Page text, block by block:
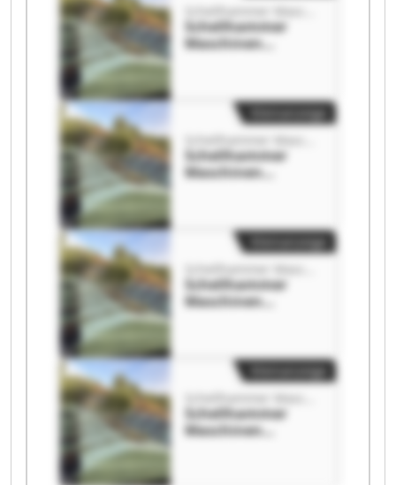
Schellhammer
Maschinen
Schellhammer
Maschinen
Kleinanzeige
Schellhammer
Maschinen
Kleinanzeige
Schellhammer
Maschinen
Kleinanzeige